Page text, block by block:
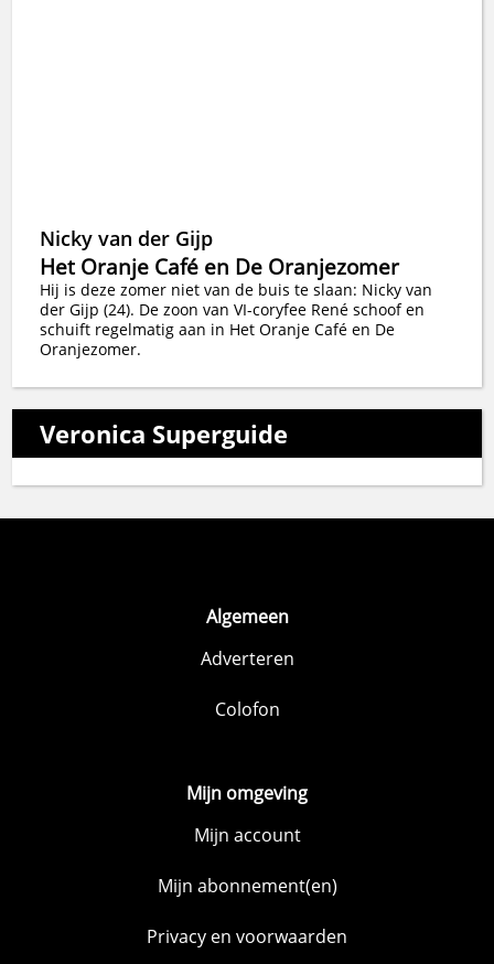
Nicky van der Gijp
Het Oranje Café en De Oranjezomer
Hij is deze zomer niet van de buis te slaan: Nicky van
der Gijp (24). De zoon van VI-coryfee René schoof en
schuift regelmatig aan in Het Oranje Café en De
Oranjezomer.
Veronica Superguide
Algemeen
Adverteren
Colofon
Mijn omgeving
Mijn account
Mijn abonnement(en)
Privacy en voorwaarden